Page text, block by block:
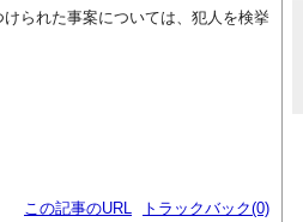
られた事案については、犯人を検挙
この記事のURL トラックバック(0)